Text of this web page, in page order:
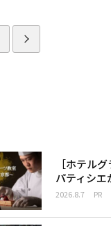
［ホテル
パティシエ
2026.8.7 PR